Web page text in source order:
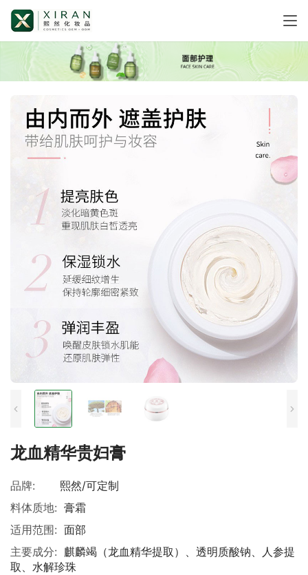
龙血精华贵妇膏
品牌:
熙然/可定制
料体质地: 膏霜
适用范围: 面部
主要成分: 麒麟竭（龙血精华提取）、透明质酸钠、人参提
取、水解珍珠